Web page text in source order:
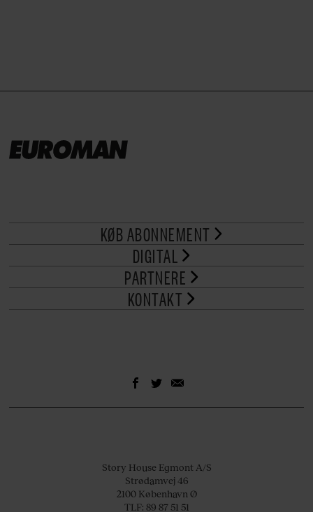
KØB ABONNEMENT
DIGITAL
PARTNERE
KONTAKT
Story House Egmont A/S
Strødamvej 46
2100 København Ø
TLF: 89 87 51 51